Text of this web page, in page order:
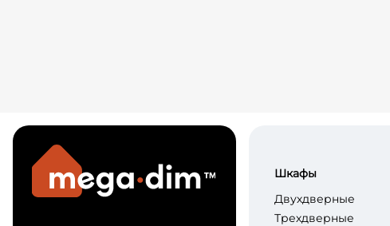
Шкафы
Двухдверные
Трехдверные